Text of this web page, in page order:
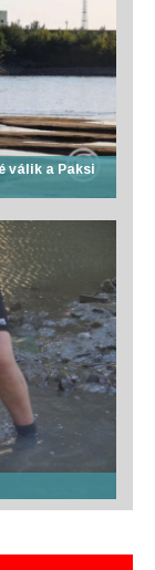
válik a Paksi